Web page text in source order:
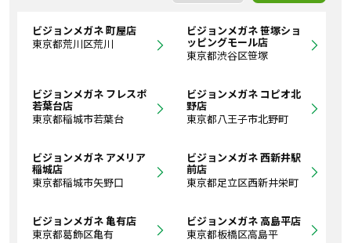
ビジョンメガネ 町屋店
東京都荒川区荒川
ビジョンメガネ 笹塚ショ
ッピングモール店
東京都渋谷区笹塚
ビジョンメガネ フレスポ
若葉台店
東京都稲城市若葉台
ビジョンメガネ コピオ北
野店
東京都八王子市北野町
ビジョンメガネ アメリア
稲城店
東京都稲城市矢野口
ビジョンメガネ 西新井駅
前店
東京都足立区西新井栄町
ビジョンメガネ 亀有店
東京都葛飾区亀有
ビジョンメガネ 高島平店
東京都板橋区高島平